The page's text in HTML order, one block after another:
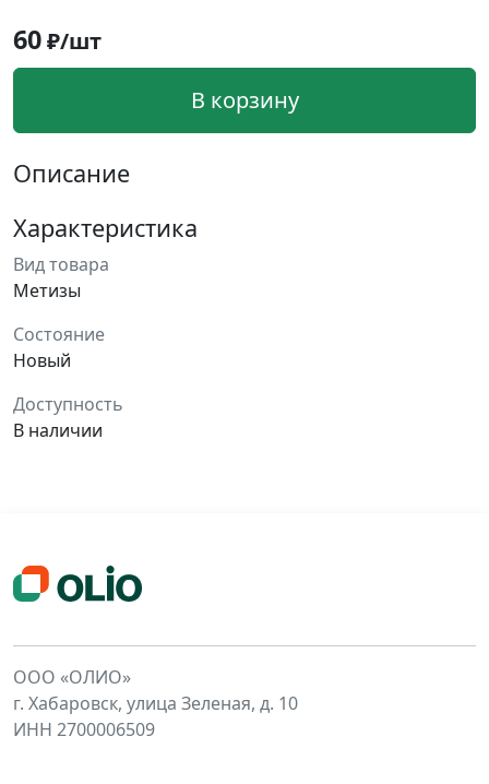
60₽/шт
В корзину
Описание
Характеристика
Вид товара
Метизы
Состояние
Новый
Доступность
В наличии
ООО «ОЛИО»
г. Хабаровск, улица Зеленая, д. 10
ИНН 2700006509